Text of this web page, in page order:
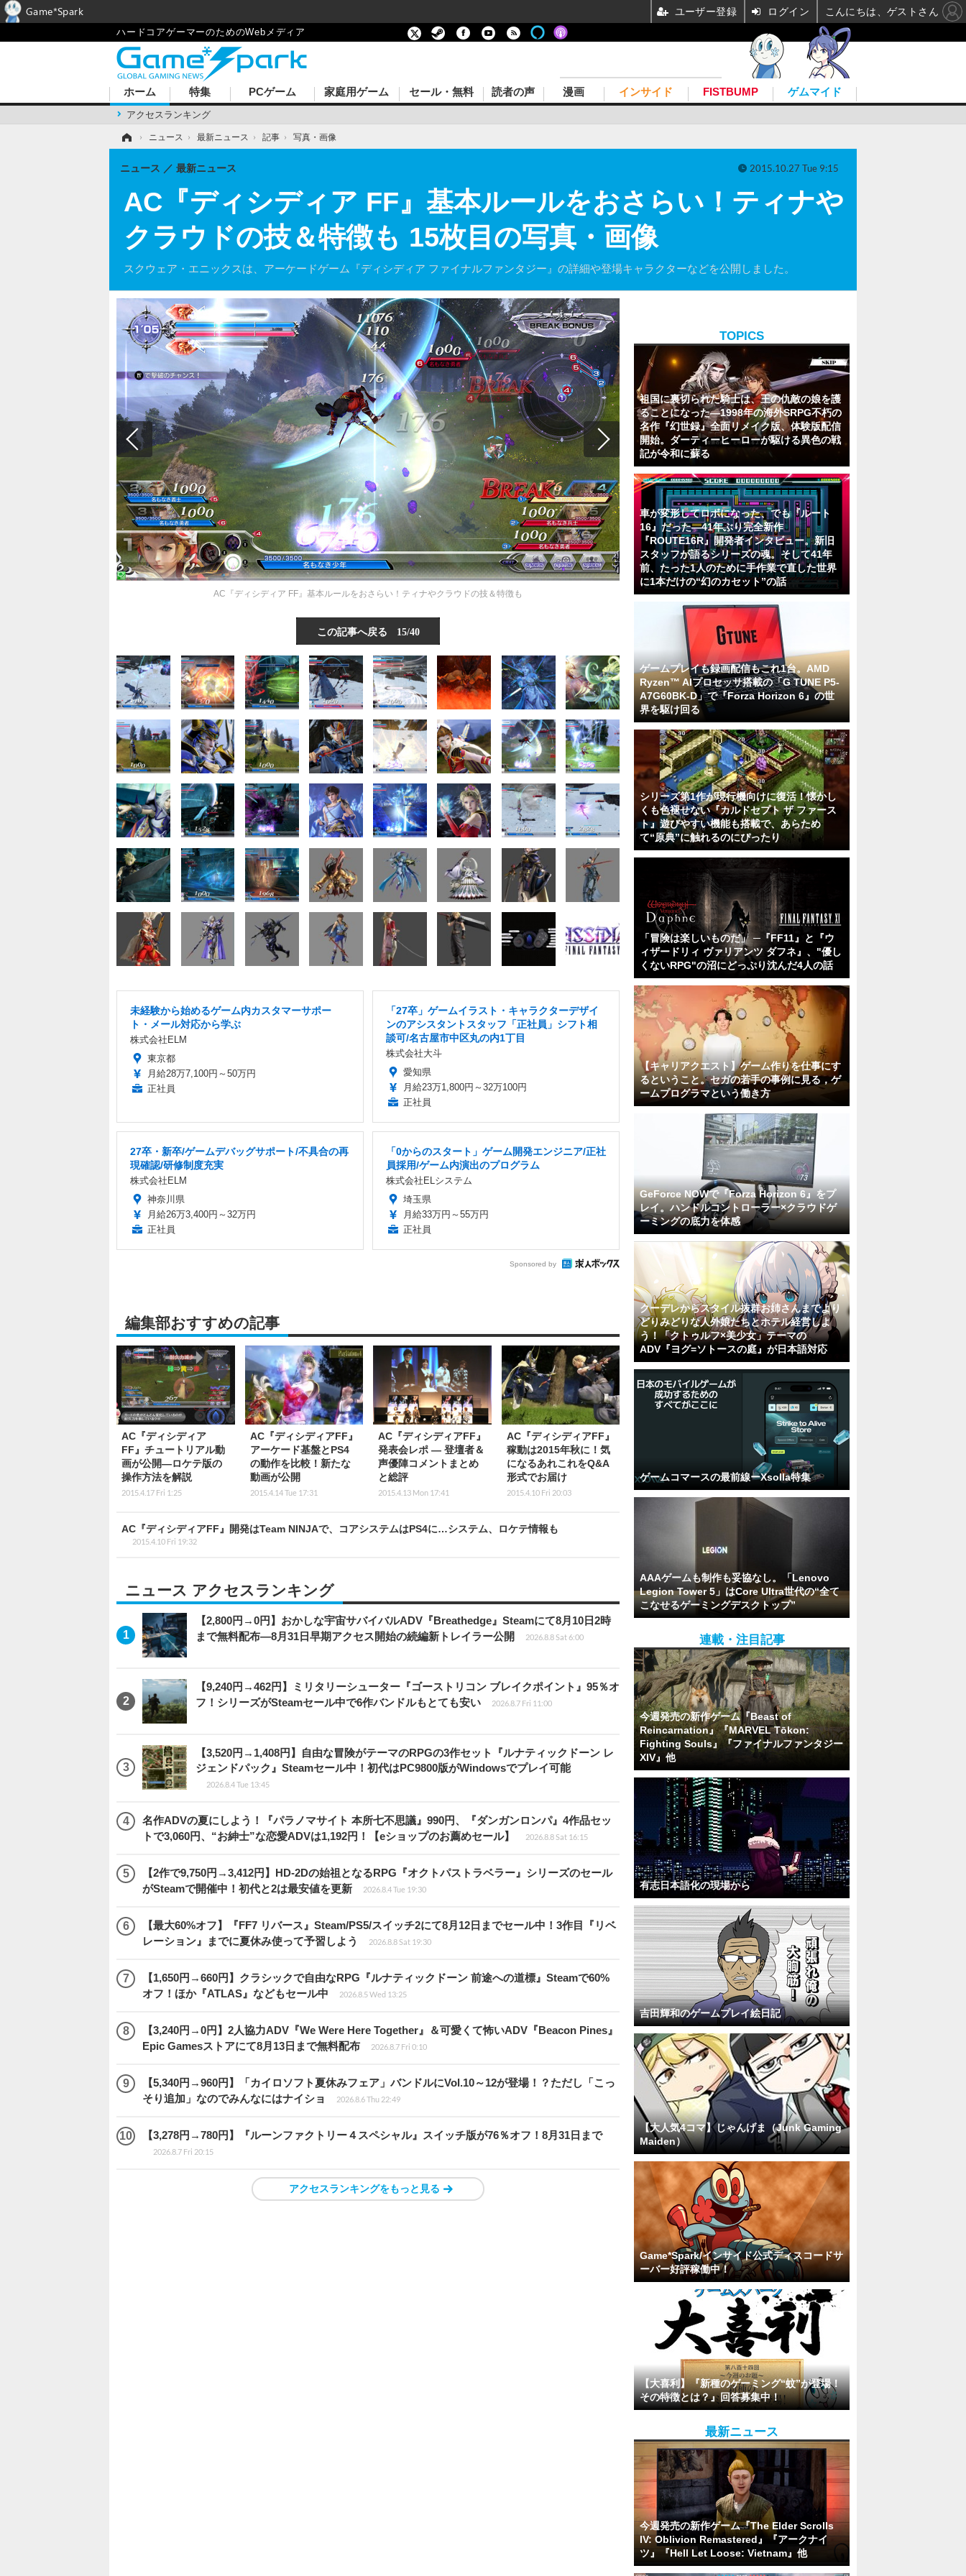
ハードコアゲーマーのためのWebメディア
ホーム
アクセスランキング
特集 PCゲーム 家庭用ゲーム セール・無料 読者の声 漫画 インサイド FISTBUMP ゲムマイド
› ニュース › 最新ニュース › 記事 › 写真・画像
AC『ディシディア FF』基本ルールをおさらい！ティナや
クラウドの技＆特徴も 15枚目の写真・画像
スクウェア・エニックスは、アーケードゲーム『ディシディア ファイナルファンタジー』の詳細や登場キャラクターなどを公開しました。
ニュース 最新ニュース 2015.10.27 Tue 9:15
AC『ディシディア FF』基本ルールをおさらい！ティナやクラウドの技＆特徴も
この記事へ戻る 15/40
未経験から始めるゲーム内カスタマーサポー
ト・メール対応から学ぶ
株式会社ELM
東京都
月給28万7,100円～50万円
正社員
「27卒」ゲームイラスト・キャラクターデザイ
ンのアシスタントスタッフ「正社員」シフト相
談可/名古屋市中区丸の内1丁目
株式会社大斗
愛知県
月給23万1,800円～32万100円
正社員
27卒・新卒/ゲームデバッグサポート/不具合の再
現確認/研修制度充実
株式会社ELM
神奈川県
月給26万3,400円～32万円
正社員
「0からのスタート」ゲーム開発エンジニア/正社
員採用/ゲーム内演出のプログラム
株式会社ELシステム
埼玉県
月給33万円～55万円
正社員
Sponsored by
編集部おすすめの記事
AC『ディシディア
FF』チュートリアル動
画が公開―ロケテ版の
操作方法を解説
2015.4.17 Fri 1:25
AC『ディシディアFF』
アーケード基盤とPS4
の動作を比較！新たな
動画が公開
2015.4.14 Tue 17:31
AC『ディシディアFF』
発表会レポ ― 登壇者＆
声優陣コメントまとめ
と総評
2015.4.13 Mon 17:41
AC『ディシディアFF』
稼動は2015年秋に！気
になるあれこれをQ&A
形式でお届け
2015.4.10 Fri 20:03
AC『ディシディアFF』開発はTeam NINJAで、コアシステムはPS4に…システム、ロケテ情報も
2015.4.10 Fri 19:32
ニュース アクセスランキング
【2,800円→0円】おかしな宇宙サバイバルADV『Breathedge』Steamにて8月10日2時
まで無料配布―8月31日早期アクセス開始の続編新トレイラー公開
2026.8.8 Sat 6:00
【9,240円→462円】ミリタリーシューター『ゴーストリコン ブレイクポイント』95％オ
フ！シリーズがSteamセール中で6作バンドルもとても安い
2026.8.7 Fri 11:00
【3,520円→1,408円】自由な冒険がテーマのRPGの3作セット『ルナティックドーン レ
ジェンドパック』Steamセール中！初代はPC9800版がWindowsでプレイ可能
2026.8.4 Tue 13:45
名作ADVの夏にしよう！『パラノマサイト 本所七不思議』990円、『ダンガンロンパ』4作品セッ
トで3,060円、“お紳士”な恋愛ADVは1,192円！【eショップのお薦めセール】
2026.8.8 Sat 16:15
【2作で9,750円→3,412円】HD-2Dの始祖となるRPG『オクトパストラベラー』シリーズのセール
がSteamで開催中！初代と2は最安値を更新
2026.8.4 Tue 19:30
【最大60%オフ】『FF7 リバース』Steam/PS5/スイッチ2にて8月12日までセール中！3作目『リベ
レーション』までに夏休み使って予習しよう
2026.8.8 Sat 19:30
【1,650円→660円】クラシックで自由なRPG『ルナティックドーン 前途への道標』Steamで60%
オフ！ほか『ATLAS』などもセール中
2026.8.5 Wed 13:25
【3,240円→0円】2人協力ADV『We Were Here Together』＆可愛くて怖いADV『Beacon Pines』
Epic Gamesストアにて8月13日まで無料配布
2026.8.7 Fri 0:10
【5,340円→960円】「カイロソフト夏休みフェア」バンドルにVol.10～12が登場！？ただし「こっ
そり追加」なのでみんなにはナイショ
2026.8.6 Thu 22:49
【3,278円→780円】『ルーンファクトリー４スペシャル』スイッチ版が76％オフ！8月31日まで
2026.8.7 Fri 20:15
アクセスランキングをもっと見る
TOPICS
祖国に裏切られた騎士は、王の仇敵の娘を護
ることになった―1998年の海外SRPG不朽の
名作『幻世録』全面リメイク版、体験版配信
開始。ダーティーヒーローが駆ける異色の戦
記が令和に蘇る
車が変形してロボになった、でも『ルート
16』だった―41年ぶり完全新作
『ROUTE16R』開発者インタビュー。新旧
スタッフが語るシリーズの魂。そして41年
前、たった1人のために手作業で直した世界
に1本だけの“幻のカセット”の話
ゲームプレイも録画配信もこれ1台。AMD
Ryzen™ AIプロセッサ搭載の「G TUNE P5-
A7G60BK-D」で『Forza Horizon 6』の世
界を駆け回る
シリーズ第1作が現行機向けに復活！懐かし
くも色褪せない『カルドセプト ザ ファース
ト』遊びやすい機能も搭載で、あらため
て“原典”に触れるのにぴったり
「冒険は楽しいものだ」 ─『FF11』と『ウ
ィザードリィ ヴァリアンツ ダフネ』、"優し
くないRPG"の沼にどっぷり沈んだ4人の話
【キャリアクエスト】ゲーム作りを仕事にす
るということ。セガの若手の事例に見る，ゲ
ームプログラマという働き方
GeForce NOWで『Forza Horizon 6』をプ
レイ。ハンドルコントローラー×クラウドゲ
ーミングの底力を体感
クーデレからスタイル抜群お姉さんまでより
どりみどりな人外娘たちとホテル経営しよ
う！「クトゥルフ×美少女」テーマの
ADV『ヨグ=ソトースの庭』が日本語対応
ゲームコマースの最前線ーXsolla特集
AAAゲームも制作も妥協なし。「Lenovo
Legion Tower 5」はCore Ultra世代の“全て
こなせるゲーミングデスクトップ”
連載・注目記事
今週発売の新作ゲーム『Beast of
Reincarnation』『MARVEL Tōkon:
Fighting Souls』『ファイナルファンタジー
XIV』他
有志日本語化の現場から
吉田輝和のゲームプレイ絵日記
【大人気4コマ】じゃんげま（Junk Gaming
Maiden）
Game*Spark/インサイド公式ディスコードサ
ーバー好評稼働中！
【大喜利】『新種のゲーミング“蚊”が登場！
その特徴とは？』回答募集中！
最新ニュース
今週発売の新作ゲーム『The Elder Scrolls
IV: Oblivion Remastered』『アークナイ
ツ』『Hell Let Loose: Vietnam』他
Game*Spark ユーザー登録 ログイン こんにちは、ゲストさん